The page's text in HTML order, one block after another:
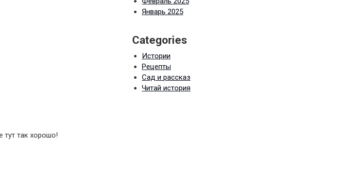
тут так хорошо!
Январь 2025
Categories
Истории
Рецепты
Сад и рассказ
Читай история